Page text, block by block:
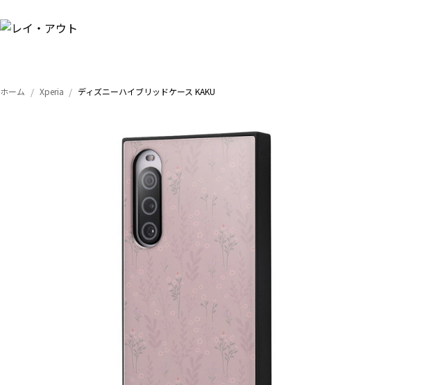
ホーム Xperia ディズニーハイブリッドケース KAKU